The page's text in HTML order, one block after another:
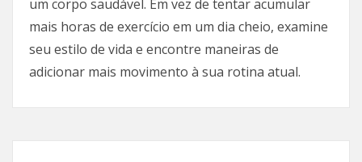
um corpo saudável. Em vez de tentar acumular
mais horas de exercício em um dia cheio, examine
seu estilo de vida e encontre maneiras de
adicionar mais movimento à sua rotina atual.